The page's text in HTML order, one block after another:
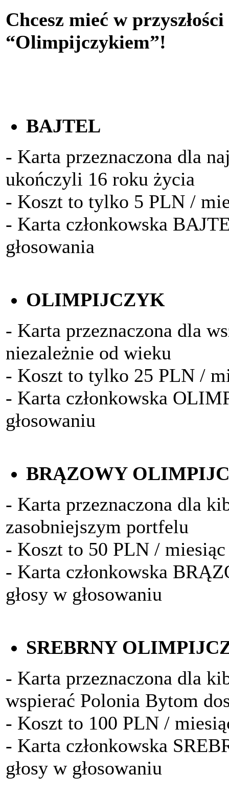
Chcesz mieć w
“Olimpijczykiem”!
BAJTEL
- Karta przeznaczona dla
ukończyli 16 roku życia
- Koszt to tylko 5 PLN /
- Karta członkowska
głosowania
OLIMPIJCZYK
- Karta przeznaczona dla
niezależnie od wieku
- Koszt to tylko 25 PLN /
- Karta członkowska
głosowaniu
BRĄZOWY
- Karta przeznaczona dla
zasobniejszym portfelu
- Koszt to 50 PLN / miesiąc
- Karta członkowska
głosy w głosowaniu
SREBRNY
- Karta przeznaczona dla
wspierać Polonia Bytom
- Koszt to 100 PLN /
- Karta członkowska
głosy w głosowaniu